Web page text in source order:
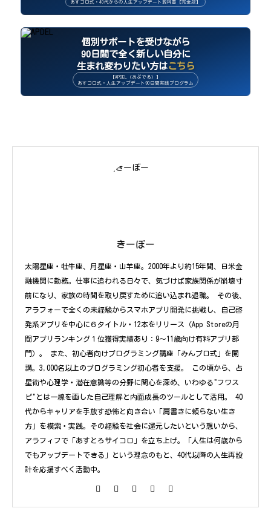
あすコロ式・40代からの人生アップデート教科書【完全版】
個別サポートを受けながら
90日間で全く新しい自分に
生まれ変わりたい方はこちら
【APDEL（あぷでる）】
あすコロ式・人生アップデート90日間実践プログラム
きーぼー
太陽星座・牡牛座、月星座・山羊座。2000年より約15年間、日米金
融機関に勤務。仕事に追われる日々で、気づけば家族関係が崩壊寸
前になり、家族の時間を取り戻すために追い込まれ退職。 その後、
アラフォーで全くの未経験からスマホアプリ開発に挑戦し、自己啓
発系アプリを中心に６タイトル・12本をリリース（App Storeの月
間アプリランキング１位獲得実績あり：9〜11歳向け有料アプリ部
門）。 また、初心者向けプログラミング講座「みんプロ式」を開
講。3,000名以上のプログラミング初心者を支援。 この頃から、占
星術や心理学・潜在意識等の分野に関心を深め、いわゆる"フワス
ピ"とは一線を画した自己理解と内面成長のツールとして活用。 40
代からキャリアを手放す恐怖と向き合い「肩書きに頼らない生き
方」を模索・実践。その経験を社会に還元したいという想いから、
アラフィフで「あすとろサイコロ」を立ち上げ。「人生は何歳から
でもアップデートできる」という理念のもと、40代以降の人生再設
計を応援すべく活動中。